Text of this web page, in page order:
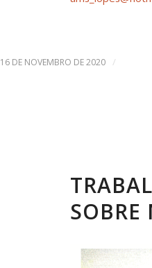
16 DE NOVEMBRO DE 2020 /
SOBRE